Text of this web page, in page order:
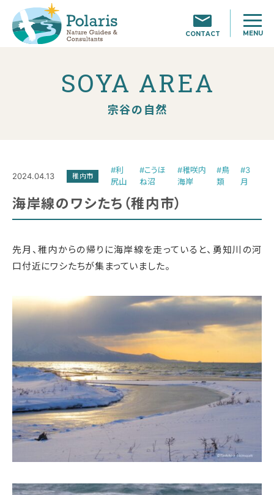
CONTACT MENU
SOYA AREA
宗谷の自然
2024.04.13 稚内市
#利
尻山
#こうほ
ね沼
#稚咲内
海岸
#鳥
類
#3
月
海岸線のワシたち（稚内市）
先月、稚内からの帰りに海岸線を走っていると、勇知川の河
口付近にワシたちが集まっていました。